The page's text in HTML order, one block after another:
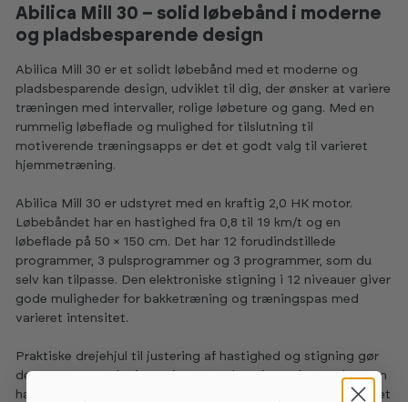
Abilica Mill 30 – solid løbebånd i moderne
og pladsbesparende design
Abilica Mill 30 er et solidt løbebånd med et moderne og
pladsbesparende design, udviklet til dig, der ønsker at variere
træningen med intervaller, rolige løbeture og gang. Med en
rummelig løbeflade og mulighed for tilslutning til
motiverende træningsapps er det et godt valg til varieret
hjemmetræning.
Abilica Mill 30 er udstyret med en kraftig 2,0 HK motor.
Løbebåndet har en hastighed fra 0,8 til 19 km/t og en
løbeflade på 50 × 150 cm. Det har 12 forudindstillede
programmer, 3 pulsprogrammer og 3 programmer, som du
selv kan tilpasse. Den elektroniske stigning i 12 niveauer giver
gode muligheder for bakketræning og træningspas med
varieret intensitet.
Praktiske drejehjul til justering af hastighed og stigning gør
det nemt at ændre intensiteten undervejs. Du kan vælge, om
hastigheden skal justeres med 0,1 eller 1,0 km/t pr. trin, hvilket